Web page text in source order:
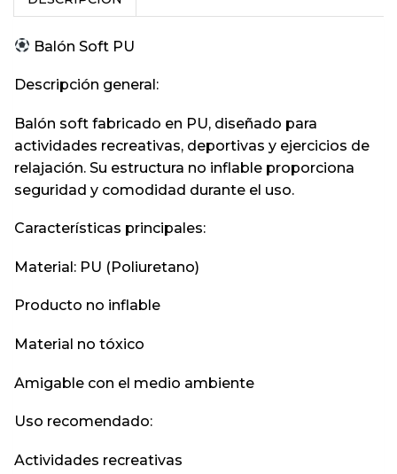
Balón Soft PU
Descripción general:
Balón soft fabricado en PU, diseñado para
actividades recreativas, deportivas y ejercicios de
relajación. Su estructura no inflable proporciona
seguridad y comodidad durante el uso.
Características principales:
Material: PU (Poliuretano)
Producto no inflable
Material no tóxico
Amigable con el medio ambiente
Uso recomendado:
Actividades recreativas